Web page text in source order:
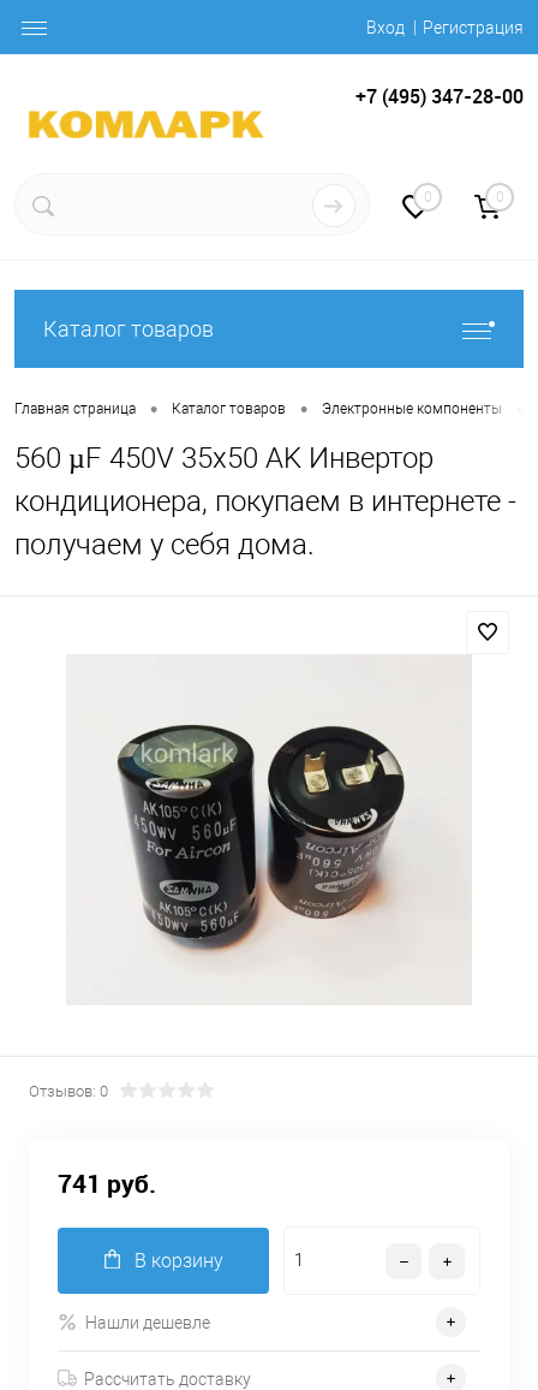
Вход Регистрация
+7 (495) 347-28-00
0 0
Каталог товаров
Главная страница • Каталог товаров • Электронные компоненты
560 µF 450V 35x50 AK Инвертор
кондиционера, покупаем в интернете -
получаем у себя дома.
Отзывов: 0
741 руб.
В корзину
Нашли дешевле
Рассчитать доставку